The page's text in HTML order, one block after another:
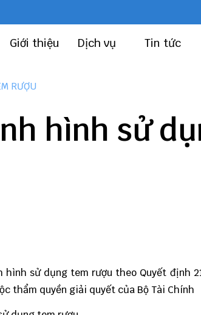
Giới thiệu Dịch vụ Tin tức
RƯỢU
hình sử
hình sử dụng tem rượu theo Quyết định
thẩm quyền giải quyết của Bộ Tài Chính